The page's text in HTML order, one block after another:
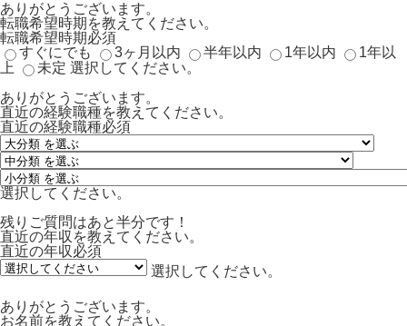
ありがとうございます。
転職希望時期を教えてください。
転職希望時期必須
すぐにでも
3ヶ月以内 半年以内 1年以内
1年以
上
未定 選択してください。
ありがとうございます。
直近の経験職種を教えてください。
直近の経験職種必須
選択してください。
残りご質問はあと半分です！
直近の年収を教えてください。
直近の年収必須
選択してください。
ありがとうございます。
お名前を教えてください。